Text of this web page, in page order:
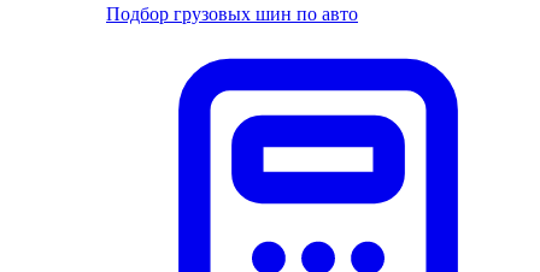
Подбор грузовых шин по авто